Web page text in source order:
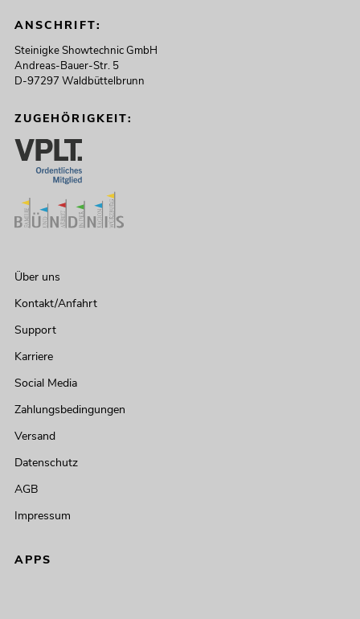
ANSCHRIFT:
Steinigke Showtechnic GmbH
Andreas-Bauer-Str. 5
D-97297 Waldbüttelbrunn
ZUGEHÖRIGKEIT:
Über uns
Kontakt/Anfahrt
Support
Karriere
Social Media
Zahlungsbedingungen
Versand
Datenschutz
AGB
Impressum
APPS